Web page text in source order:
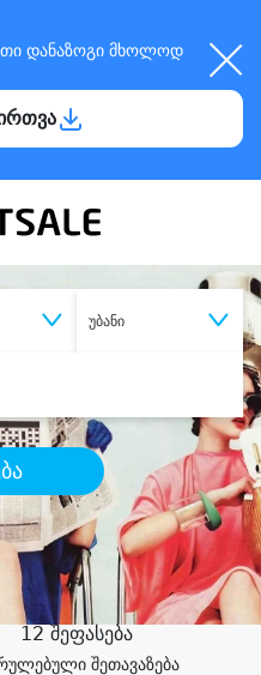
დანაზოგი მხოლოდ
უბანი
მომსახურება
შეთავაზება
12 შეფასება